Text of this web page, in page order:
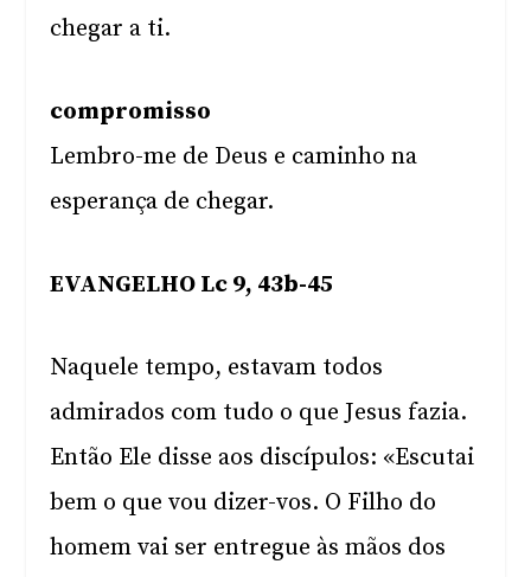
chegar a ti.
compromisso
Lembro-me de Deus e caminho na
esperança de chegar.
EVANGELHO Lc 9, 43b-45
Naquele tempo, estavam todos
admirados com tudo o que Jesus fazia.
Então Ele disse aos discípulos: «Escutai
bem o que vou dizer-vos. O Filho do
homem vai ser entregue às mãos dos